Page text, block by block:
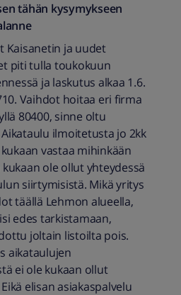
tähän kysymykseen
Kaisanetin ja uudet
piti tulla toukokuun
ja laskutus alkaa 1.6.
Vaihdot hoitaa eri firma
80400, sinne oltu
ilmoitetusta jo 2kk
vastaa mihinkään
ole ollut yhteydessä
siirtymisistä. Mikä yritys
täällä Lehmon alueella,
edes tarkistamaan,
joltain listoilta pois.
aikataulujen
ei ole kukaan ollut
elisan asiakaspalvelu